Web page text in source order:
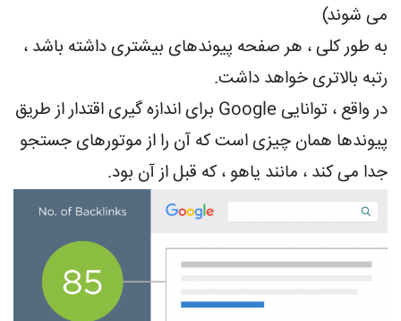
می شوند)
به طور کلی ، هر صفحه پیوندهای بیشتری داشته باشد ،
رتبه بالاتری خواهد داشت.
در واقع ، توانایی Google برای اندازه گیری اقتدار از طریق
پیوندها همان چیزی است که آن را از موتورهای جستجو
جدا می کند ، مانند یاهو ، که قبل از آن بود.